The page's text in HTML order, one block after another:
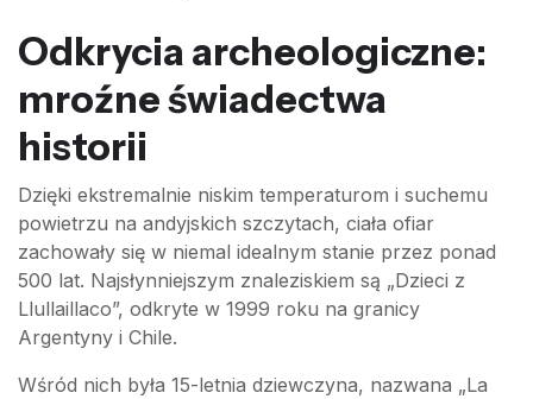
Odkrycia archeologiczne:
mroźne świadectwa
historii
Dzięki ekstremalnie niskim temperaturom i suchemu
powietrzu na andyjskich szczytach, ciała ofiar
zachowały się w niemal idealnym stanie przez ponad
500 lat. Najsłynniejszym znaleziskiem są „Dzieci z
Llullaillaco”, odkryte w 1999 roku na granicy
Argentyny i Chile.
Wśród nich była 15-letnia dziewczyna, nazwana „La